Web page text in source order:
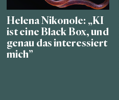
Helena Nikonole: „KI
ist eine Black Box, und
genau das interessiert
mich”